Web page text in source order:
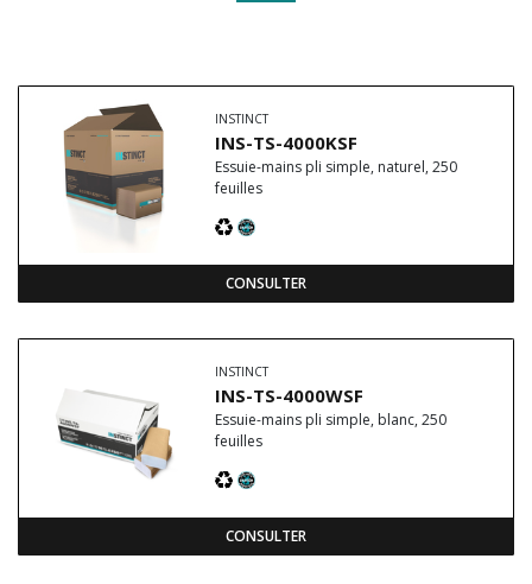
INSTINCT
INS-TS-4000KSF
Essuie-mains pli simple, naturel, 250
feuilles
CONSULTER
INSTINCT
INS-TS-4000WSF
Essuie-mains pli simple, blanc, 250
feuilles
CONSULTER